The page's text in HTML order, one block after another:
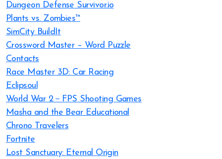
Dungeon Defense Survivor.io
Plants vs. Zombies™
SimCity BuildIt
Crossword Master – Word Puzzle
Contacts
Race Master 3D: Car Racing
Eclipsoul
World War 2－FPS Shooting Games
Masha and the Bear Educational
Chrono Travelers
Fortnite
Lost Sanctuary: Eternal Origin